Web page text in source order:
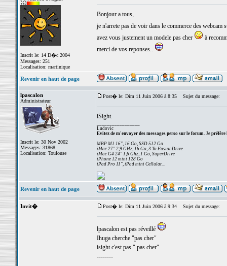
Inscrit le: 14 D�c 2004
Messages: 251
Localisation: martinique
Bonjour a tous,
je n'arrete pas de voir dans le commerce des
avez vous justement un modele pas cher
à
merci de vos reponses..
Revenir en haut de page
lpascalon
Administrateur
Inscrit le: 30 Nov 2002
Messages: 31868
Localisation: Toulouse
Post� le: Dim 11 Juin 2006 à 8:35 Sujet du message:
iSight.
Ludovic
Evitez de m'envoyer des messages perso sur le forum. Je préfère
MBP M1 16", 16 Go, SSD 512 Go
iMac 27" 2,9 GHz, 16 Go, 3 To FusionDrive
iMac G4 24" 1,6 Ghz, 1 Go, SuperDrive
iPhone 12 mini 128 Go
iPad Pro 11", iPad mini Cellular...
Revenir en haut de page
Invit� Post� le: Dim 11 Juin 2006 à 9:34 Sujet du message:
lpascalon est pas réveillé
Ihuga cherche "pas cher"
isight c'est pas " pas cher"
--------